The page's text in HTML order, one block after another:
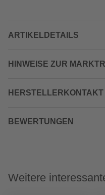
ARTIKELDETAILS
HINWEISE ZUR
HERSTELLERKONTAKT
BEWERTUNGEN
Weitere